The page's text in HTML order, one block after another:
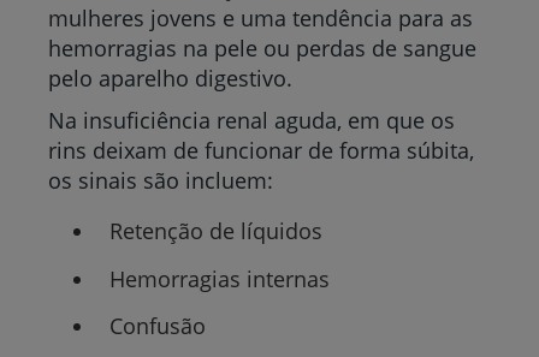
mulheres jovens e uma tendência para as
hemorragias na pele ou perdas de sangue
pelo aparelho digestivo.
Na insuficiência renal aguda, em que os
rins deixam de funcionar de forma súbita,
os sinais são incluem:
Retenção de líquidos
Hemorragias internas
Confusão